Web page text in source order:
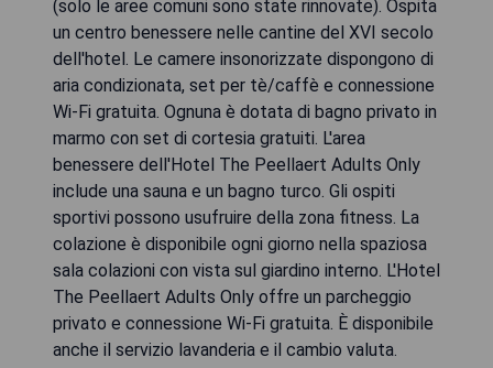
(solo le aree comuni sono state rinnovate). Ospita
un centro benessere nelle cantine del XVI secolo
dell'hotel. Le camere insonorizzate dispongono di
aria condizionata, set per tè/caffè e connessione
Wi-Fi gratuita. Ognuna è dotata di bagno privato in
marmo con set di cortesia gratuiti. L'area
benessere dell'Hotel The Peellaert Adults Only
include una sauna e un bagno turco. Gli ospiti
sportivi possono usufruire della zona fitness. La
colazione è disponibile ogni giorno nella spaziosa
sala colazioni con vista sul giardino interno. L'Hotel
The Peellaert Adults Only offre un parcheggio
privato e connessione Wi-Fi gratuita. È disponibile
anche il servizio lavanderia e il cambio valuta.